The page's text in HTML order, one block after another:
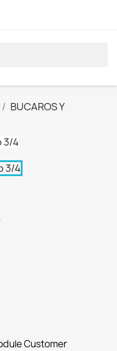
BUCAROS Y
Customer